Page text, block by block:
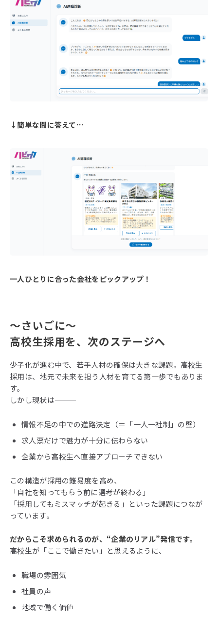
↓簡単な問に答えて…
一人ひとりに合った会社をピックアップ！
～さいごに～
高校生採用を、次のステージへ
少子化が進む中で、若手人材の確保は大きな課題。高校生
採用は、地元で未来を担う人材を育てる第一歩でもありま
す。
しかし現状は―――
情報不足の中での進路決定（＝「一人一社制」の壁）
求人票だけで魅力が十分に伝わらない
企業から高校生へ直接アプローチできない
この構造が採用の難易度を高め、
「自社を知ってもらう前に選考が終わる」
「採用してもミスマッチが起きる」といった課題につなが
っています。
だからこそ求められるのが、“企業のリアル”発信です。
高校生が「ここで働きたい」と思えるように、
職場の雰囲気
社員の声
地域で働く価値